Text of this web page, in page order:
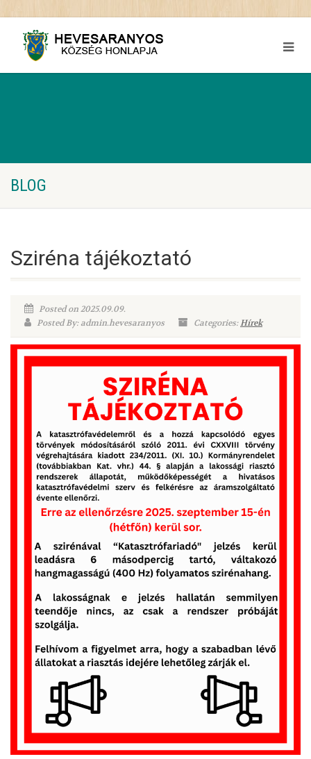
BLOG
Sziréna tájékoztató
Posted on 2025.09.09.
Posted By: admin.hevesaranyos
Categories:Hírek